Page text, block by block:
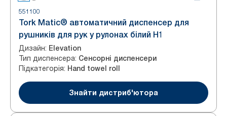
551100
Tork Matic® автоматичний диспенсер для
рушників для рук у рулонах білий H1
Дизайн: Elevation
Тип диспенсера: Сенсорні диспенсери
Підкатегорія: Hand towel roll
Знайти дистриб'ютора